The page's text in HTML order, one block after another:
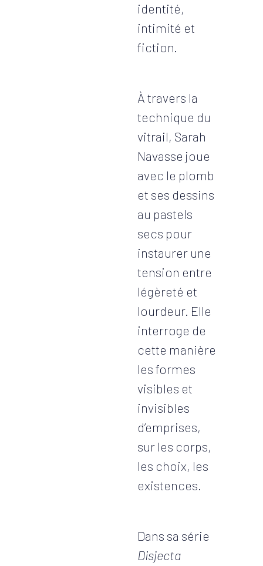
identité,
intimité et
fiction.
À travers la
technique du
vitrail, Sarah
Navasse joue
avec le plomb
et ses dessins
au pastels
secs pour
instaurer une
tension entre
légèreté et
lourdeur. Elle
interroge de
cette manière
les formes
visibles et
invisibles
d’emprises,
sur les corps,
les choix, les
existences.
Dans sa série
Disjecta